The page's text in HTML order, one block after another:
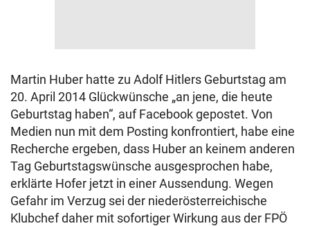
Martin Huber hatte zu Adolf Hitlers Geburtstag am
20. April 2014 Glückwünsche „an jene, die heute
Geburtstag haben“, auf Facebook gepostet. Von
Medien nun mit dem Posting konfrontiert, habe eine
Recherche ergeben, dass Huber an keinem anderen
Tag Geburtstagswünsche ausgesprochen habe,
erklärte Hofer jetzt in einer Aussendung. Wegen
Gefahr im Verzug sei der niederösterreichische
Klubchef daher mit sofortiger Wirkung aus der FPÖ